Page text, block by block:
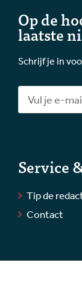
Op de
laatste
Schrijf je in
Service
Tip de
Contact